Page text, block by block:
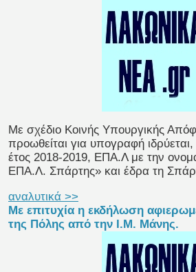
Με σχέδιο Κοινής Υπουργικής
προωθείται για υπογραφή
έτος 2018-2019, ΕΠΑ.Λ με την
ΕΠΑ.Λ. Σπάρτης» και έδρα τη
αναλυτικά >>
Με επιτυχία η εκδήλωση
της Πόλης από την Ι.Μ. Μάνης.